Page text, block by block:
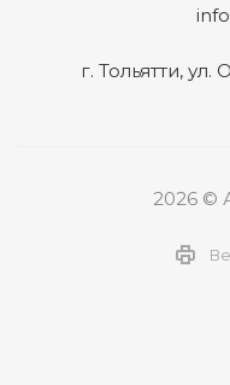
г. Тольятти, ул.
2026 ©